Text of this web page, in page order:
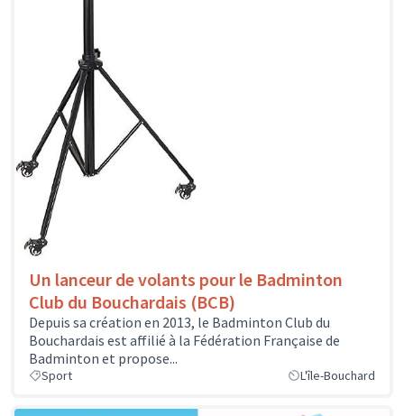
Un lanceur de volants pour le Badminton
Club du Bouchardais (BCB)
Depuis sa création en 2013, le Badminton Club du
Bouchardais est affilié à la Fédération Française de
Badminton et propose...
Sport L'île-Bouchard